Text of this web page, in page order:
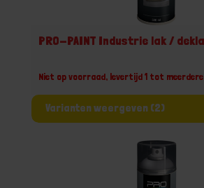
PRO-PAINT Industrie lak /
Niet op voorraad, levertijd 1 tot
Varianten weergeven (2)